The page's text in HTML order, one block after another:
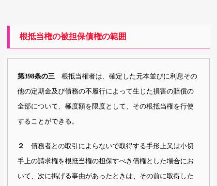
根抵当権の被担保債権の範囲
第398条の三 根抵当権者は、確定した元本並びに利息その
他の定期金及び債務の不履行によって生じた損害の賠償の
全部について、極度額を限度として、その根抵当権を行使
することができる。
２
債務者との取引によらないで取得する手形上又は小切
手上の請求権を根抵当権の担保すべき債権とした場合にお
いて、次に掲げる事由があったときは、その前に取得した